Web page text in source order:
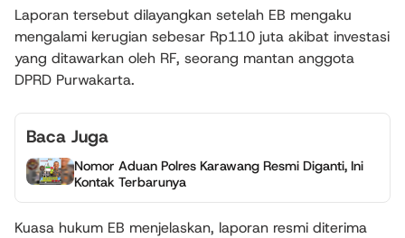
Laporan tersebut dilayangkan setelah EB mengaku
mengalami kerugian sebesar Rp110 juta akibat investasi
yang ditawarkan oleh RF, seorang mantan anggota
DPRD Purwakarta.
Baca Juga
Nomor Aduan Polres Karawang Resmi Diganti, Ini
Kontak Terbarunya
Kuasa hukum EB menjelaskan, laporan resmi diterima